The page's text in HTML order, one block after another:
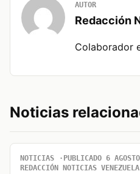
AUTOR
Redacción
Colaborador
Noticias
NOTICIAS PUBLICADO 6
REDACCIÓN NOTICIAS VENEZUELA